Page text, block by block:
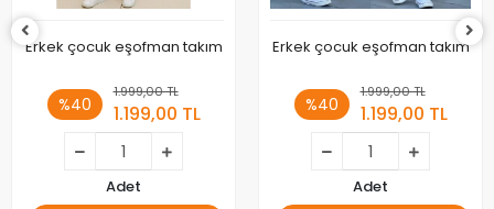
Erkek çocuk eşofman takım
%40
1.999,00 TL
1.199,00 TL
Adet
Erkek çocuk eşofman takım
%40
1.999,00 TL
1.199,00 TL
Adet